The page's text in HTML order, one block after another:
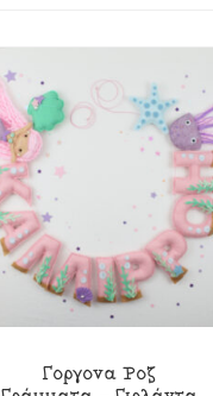
Γοργόνα Ροζ